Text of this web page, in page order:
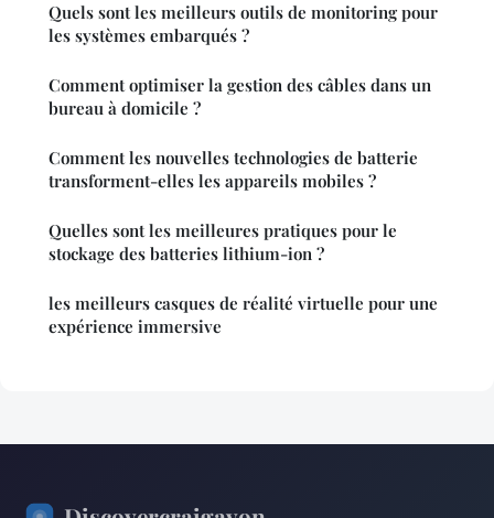
Quels sont les meilleurs outils de monitoring pour
les systèmes embarqués ?
Comment optimiser la gestion des câbles dans un
bureau à domicile ?
Comment les nouvelles technologies de batterie
transforment-elles les appareils mobiles ?
Quelles sont les meilleures pratiques pour le
stockage des batteries lithium-ion ?
les meilleurs casques de réalité virtuelle pour une
expérience immersive